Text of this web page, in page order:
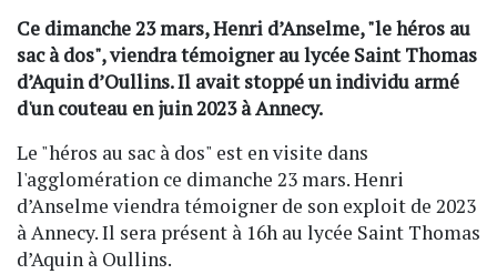
Ce dimanche 23 mars, Henri d’Anselme, "le héros au
sac à dos", viendra témoigner au lycée Saint Thomas
d’Aquin d’Oullins. Il avait stoppé un individu armé
d'un couteau en juin 2023 à Annecy.
Le "héros au sac à dos" est en visite dans
l'agglomération ce dimanche 23 mars. Henri
d’Anselme viendra témoigner de son exploit de 2023
à Annecy. Il sera présent à 16h au lycée Saint Thomas
d’Aquin à Oullins.